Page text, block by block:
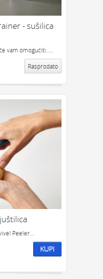
- sušilica
vam omogućiti.....
Rasprodato
Peeler...
KUPI